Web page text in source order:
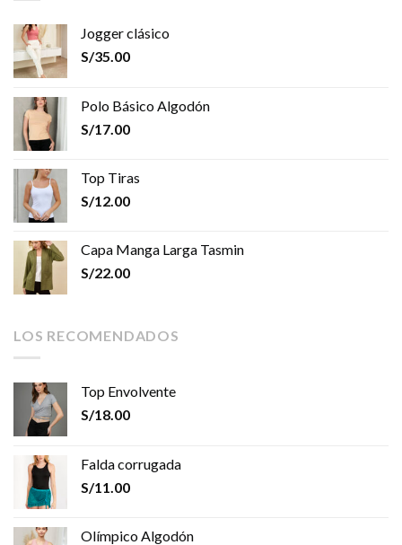
Jogger clásico
S/35.00
Polo Básico Algodón
S/17.00
Top Tiras
S/12.00
Capa Manga Larga Tasmin
S/22.00
LOS RECOMENDADOS
Top Envolvente
S/18.00
Falda corrugada
S/11.00
Olímpico Algodón